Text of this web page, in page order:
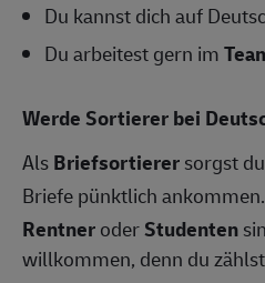
Du kannst dich auf
Du arbeitest gern im
Werde Sortierer bei
AlsBriefsortierersorgst
Briefe pünktlich
RentneroderStudenten
willkommen, denn du